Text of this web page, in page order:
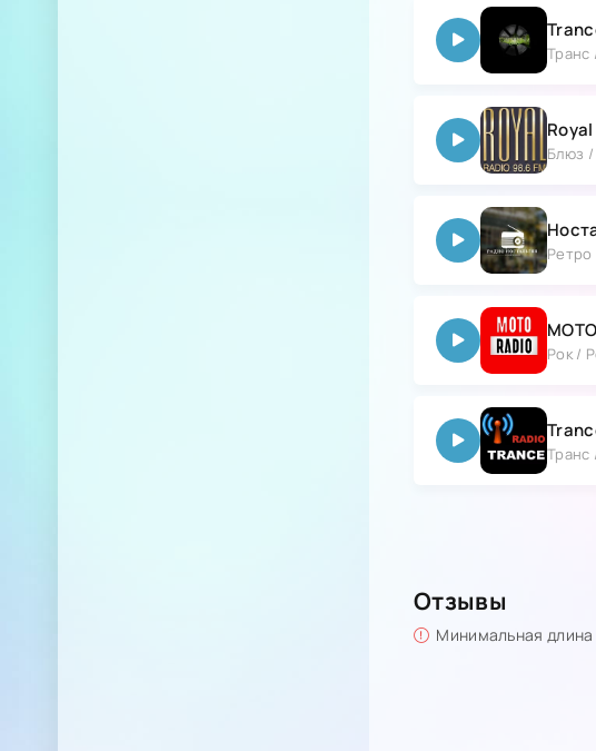
Транс
Блюз /
Ретро
Рок /
Транс
Отзывы
Минимальная длина